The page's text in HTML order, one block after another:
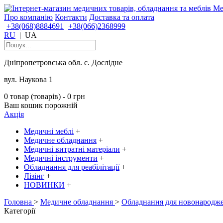
Про компанію Контакти Доставка та оплата
+38(068)8884691
+38(066)2368999
RU | UA
Дніпропетровська обл. с. Дослідне
вул. Наукова 1
0 товар (товарів) - 0 грн
Ваш кошик порожній
Акція
Медичні меблі +
Медичне обладнання +
Медичні витратні матеріали +
Медичні інструменти +
Обладнання для реабілітації +
Лізінг +
НОВИНКИ +
Головна > Медичне обладнання > Обладнання для
Категорії